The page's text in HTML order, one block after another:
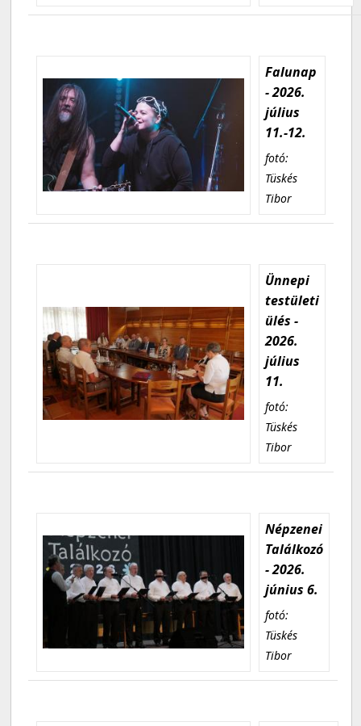
Falunap
- 2026.
július
11.-12.
fotó:
Tüskés
Tibor
Ünnepi
testületi
ülés -
2026.
július
11.
fotó:
Tüskés
Tibor
Népzenei
Találkozó
- 2026.
június 6.
fotó:
Tüskés
Tibor